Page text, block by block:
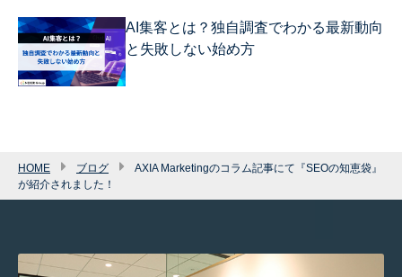
AI集客とは？独自調査でわかる最新動向
と失敗しない始め方
HOME ブログ
AXIA Marketingのコラム記事にて『SEOの知恵袋』
が紹介されました！